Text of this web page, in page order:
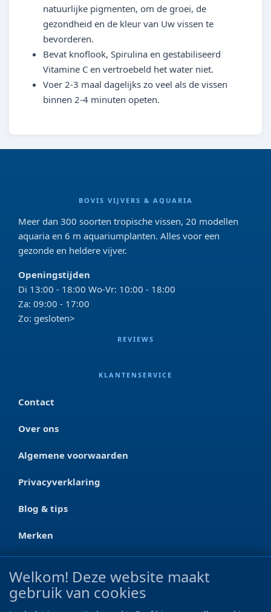
natuurlijke pigmenten, om de groei, de
gezondheid en de kleur van Uw vissen te
bevorderen.
Bevat knoflook, Spirulina en gestabiliseerd
Vitamine C en vertroebeld het water niet.
Voer 2-3 maal dagelijks zo veel als de vissen
binnen 2-4 minuten opeten.
BOVIS VIJVERS & AQUARIA
Meer dan 300 soorten tropische vissen, 20 modellen
aquaria en 6 m aquariumplanten. Alles voor een
gezonde en heldere vijver.
Openingstijden
Di 13:00 - 18:00 Wo-Vr: 10:00 - 18:00
Za: 09:00 - 17:00
Zo: gesloten>
REVIEWS
KLANTENSERVICE
Contact
Over ons
Algemene voorwaarden
Privacyverklaring
Blog & tips
Merken
CONTACT
Ootmarsumseweg 125a
Welkom! Deze website maakt
gebruik van cookies